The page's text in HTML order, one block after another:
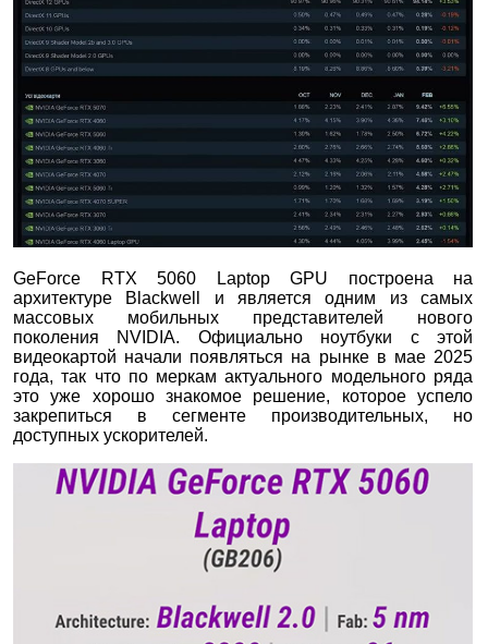
GeForce RTX 5060 Laptop GPU построена на
архитектуре Blackwell и является одним из самых
массовых мобильных представителей нового
поколения NVIDIA. Официально ноутбуки с этой
видеокартой начали появляться на рынке в мае 2025
года, так что по меркам актуального модельного ряда
это уже хорошо знакомое решение, которое успело
закрепиться в сегменте производительных, но
доступных ускорителей.